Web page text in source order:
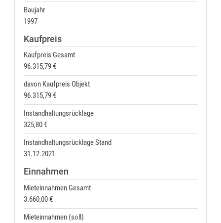
Baujahr
1997
Kaufpreis
Kaufpreis Gesamt
96.315,79 €
davon Kaufpreis Objekt
96.315,79 €
Instandhaltungsrücklage
325,80 €
Instandhaltungsrücklage Stand
31.12.2021
Einnahmen
Mieteinnahmen Gesamt
3.660,00 €
Mieteinnahmen (soll)